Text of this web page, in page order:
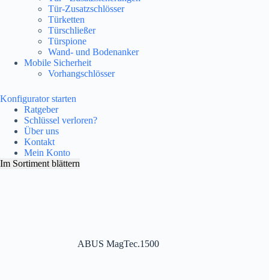
Tür-Zusatzschlösser
Türketten
Türschließer
Türspione
Wand- und Bodenanker
Mobile Sicherheit
Vorhangschlösser
Konfigurator starten
Ratgeber
Schlüssel verloren?
Über uns
Kontakt
Mein Konto
Im Sortiment blättern
ABUS MagTec.1500